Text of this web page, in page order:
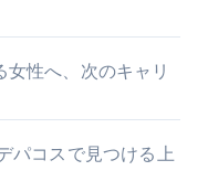
性へ、次のキャリ
パコスで見つける上